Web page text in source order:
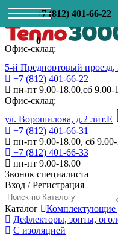
+7 (812) 401-66-22
0
Офис-склад:
5-й Предпортовый проезд,
+7 (812) 401-66-22
пн-пт 9.00-18.00,сб 9.00-
Офис-склад:
ул. Ворошилова, д.2 лит.Е
+7 (812) 401-66-31
пн-пт 9.00-18.00, сб
+7 (812) 401-66-33
пн-пт 9.00-18.00
Звонок специалиста
Вход /Регистрация
Каталог Комплектующие
Дефлекторы, зонты,
С изоляцией